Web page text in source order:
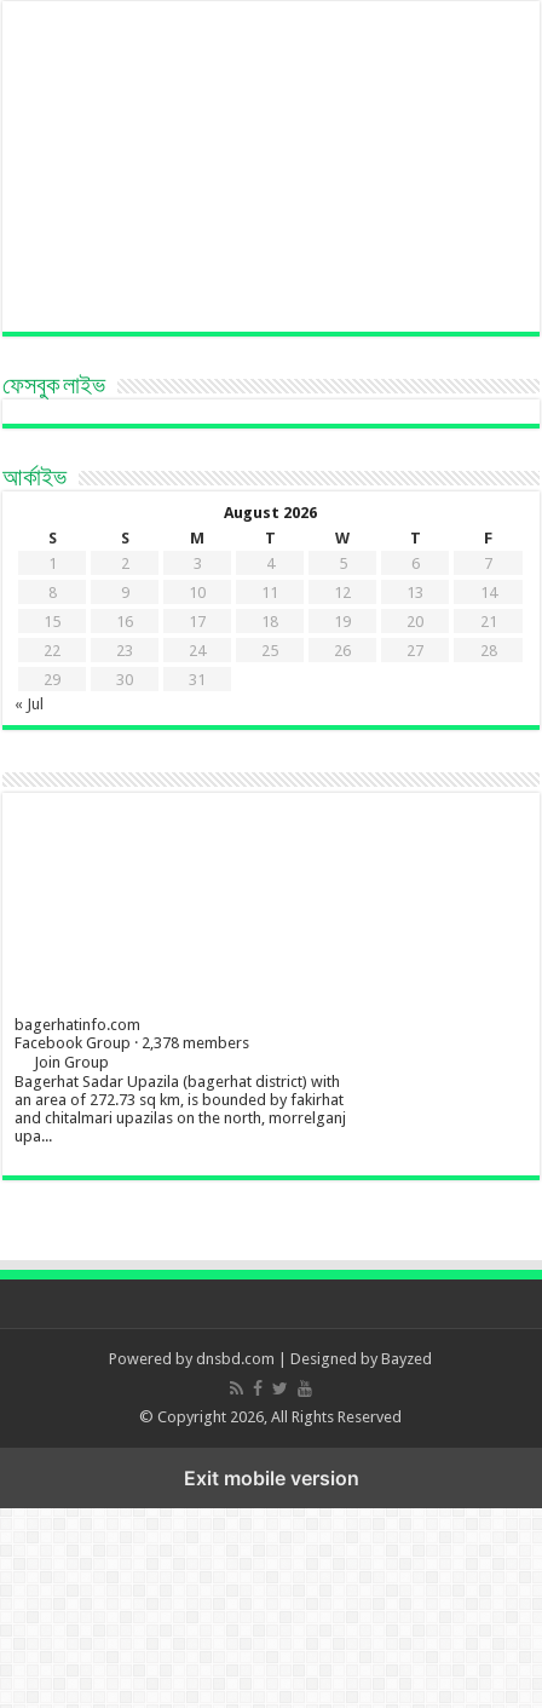
ফেসবুক লাইভ
আর্কাইভ
August 2026
S
S M T W T
F
1
2 3 4 5 6
7
8
9 10 11 12 13
14
15
16 17 18 19 20
21
22
23 24 25 26 27
28
29
30
31
« Jul
bagerhatinfo.com
Facebook Group · 2,378 members
Join Group
Bagerhat Sadar Upazila (bagerhat district) with
an area of 272.73 sq km, is bounded by fakirhat
and chitalmari upazilas on the north, morrelganj
upa...
Powered by dnsbd.com | Designed byBayzed
© Copyright 2026, All Rights Reserved
Exit mobile version